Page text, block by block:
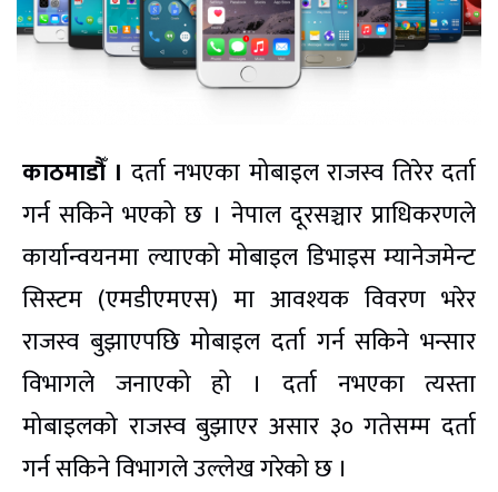
काठमाडौँ । दर्ता नभएका मोबाइल राजस्व तिरेर दर्ता
गर्न सकिने भएको छ । नेपाल दूरसञ्चार प्राधिकरणले
कार्यान्वयनमा ल्याएको मोबाइल डिभाइस म्यानेजमेन्ट
सिस्टम (एमडीएमएस) मा आवश्यक विवरण भरेर
राजस्व बुझाएपछि मोबाइल दर्ता गर्न सकिने भन्सार
विभागले जनाएको हो । दर्ता नभएका त्यस्ता
मोबाइलको राजस्व बुझाएर असार ३० गतेसम्म दर्ता
गर्न सकिने विभागले उल्लेख गरेको छ ।